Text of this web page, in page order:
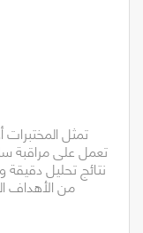
تمثل المختبرات
تعمل على مراقبة
نتائج تحليل دقيقة
من الأهداف